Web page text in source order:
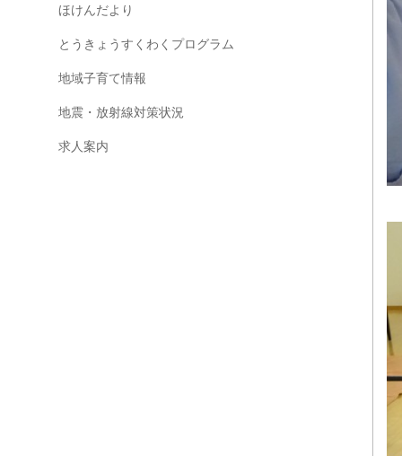
ほけんだより
とうきょうすくわくプログラム
地域子育て情報
地震・放射線対策状況
求人案内